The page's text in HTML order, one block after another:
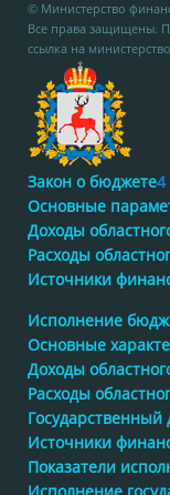
© Министерство
Все права защищены.
ссылка на
Закон о бюджете4
Основные
Доходы
Расходы
Источники
Исполнение
Основные
Доходы
Расходы
Государственный
Источники
Показатели